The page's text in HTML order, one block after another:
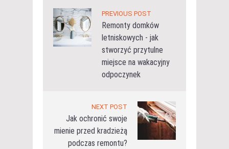
PREVIOUS POST
Remonty domków
letniskowych - jak
stworzyć przytulne
miejsce na wakacyjny
odpoczynek
NEXT POST
Jak ochronić swoje
mienie przed kradzieżą
podczas remontu?